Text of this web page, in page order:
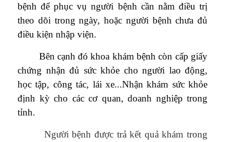
bệnh để phục vụ người bệnh cần nằm điều trị
theo dõi trong ngày, hoặc người bệnh chưa đủ
điều kiện nhập viện.
Bên cạnh đó khoa khám bệnh còn cấp giấy
chứng nhận đủ sức khỏe cho người lao động,
học tập, công tác, lái xe...Nhận khám sức khỏe
định kỳ cho các cơ quan, doanh nghiệp trong
tỉnh.
Người bệnh được trả kết quả khám trong